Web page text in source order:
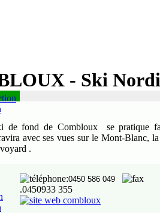
- Ski
Mont Blanc
de fond de Combloux se pratique
avec ses vues sur le Mont-Blanc,
.
:0450 586 049
.0450933 355